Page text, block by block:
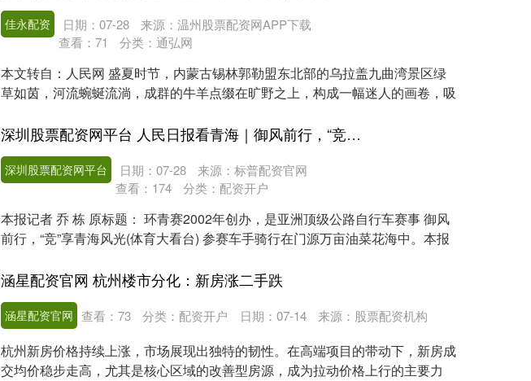
佳永配资 日期：07-28
来源：温州股票配资网APP下载
查看： 71 分类： 通弘网
本文转自：人民网 盛夏时节，内蒙古锡林郭勒盟东北部的乌拉盖九曲湾景区绿
草如茵，河流蜿蜒流淌，成群的牛羊点缀在旷野之上，构成一幅迷人的画卷，吸
深圳股票配资网平台 人民日报看青海｜御风前行，“竞”享青海风光
深圳股票配资网平台 日期：07-28
来源：标普配资官网
查看： 174 分类： 配资开户
本报记者 乔 栋 原标题： 环青赛2002年创办，是亚洲顶级公路自行车赛事 御风
前行，“竞”享青海风光(体育大看台) 参赛车手骑行在门源万亩油菜花海中。本报
涵星配资官网 杭州楼市分化：新房涨二手跌
涵星配资官网 日期：07-14 来源：股票配资机构
查看： 73 分类： 配资开户
杭州新房价格持续上涨，市场展现出独特的韧性。在高端项目的带动下，新房成
交均价稳步走高，尤其是核心区域的改善型房源，成为拉动价格上行的主要力